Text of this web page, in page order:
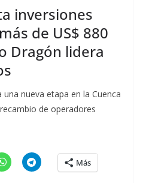
inversiones
de US$ 880
Dragón lidera
nueva etapa en la Cuenca
de operadores
Más